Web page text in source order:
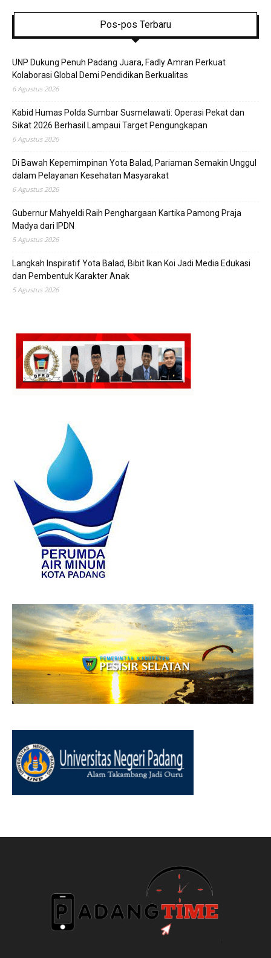
Pos-pos Terbaru
UNP Dukung Penuh Padang Juara, Fadly Amran Perkuat
Kolaborasi Global Demi Pendidikan Berkualitas
6 Agustus 2026
Kabid Humas Polda Sumbar Susmelawati: Operasi Pekat dan
Sikat 2026 Berhasil Lampaui Target Pengungkapan
6 Agustus 2026
Di Bawah Kepemimpinan Yota Balad, Pariaman Semakin Unggul
dalam Pelayanan Kesehatan Masyarakat
6 Agustus 2026
Gubernur Mahyeldi Raih Penghargaan Kartika Pamong Praja
Madya dari IPDN
5 Agustus 2026
Langkah Inspiratif Yota Balad, Bibit Ikan Koi Jadi Media Edukasi
dan Pembentuk Karakter Anak
5 Agustus 2026